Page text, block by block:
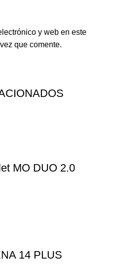
y web en este
que comente.
MO DUO 2.0
14 PLUS